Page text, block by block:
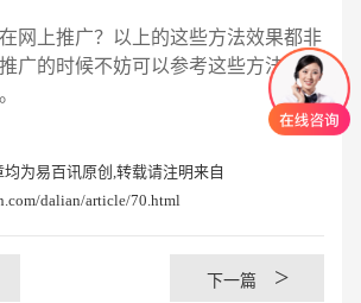
上推广？以上的这些方法效果都非
广的时候不妨可以参考这些方法，从
为易百讯原创,转载请注明来自
dalian/article/70.html
下一篇 >